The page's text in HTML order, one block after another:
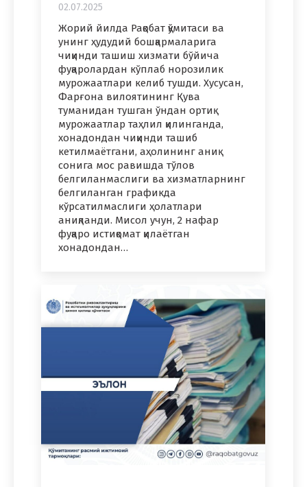
02.07.2025
Жорий йилда Рақобат қўмитаси ва
унинг ҳудудий бошқармаларига
чиқинди ташиш хизмати бўйича
фуқаролардан кўплаб норозилик
мурожаатлари келиб тушди. Хусусан,
Фарғона вилоятининг Қува
туманидан тушган ўндан ортиқ
мурожаатлар таҳлил қилинганда,
хонадондан чиқинди ташиб
кетилмаётгани, аҳолининг аниқ
сонига мос равишда тўлов
белгиланмаслиги ва хизматларнинг
белгиланган графикда
кўрсатилмаслиги ҳолатлари
аниқланди. Мисол учун, 2 нафар
фуқаро истиқомат қилаётган
хонадондан…